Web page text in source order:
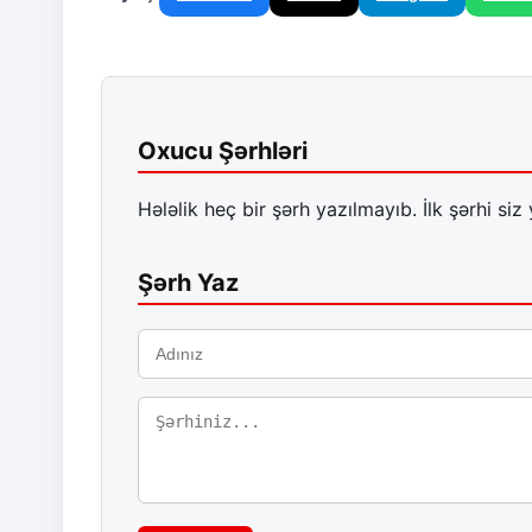
Oxucu Şərhləri
Hələlik heç bir şərh yazılmayıb. İlk şərhi siz
Şərh Yaz